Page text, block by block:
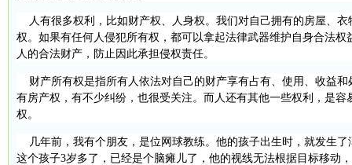
人有很多权利，比如财产权、人身权。我们对自己拥有的房屋、
权。如果有任何人侵犯所有权，都可以拿起法律武器维护自身合法权
人的合法财产，防止因此承担侵权责任。
财产所有权是指所有人依法对自己的财产享有占有、使用、收益
有房产权，有不少纠纷，也很受关注。而人还有其他一些权利，是容
权。
几年前，我有个朋友，是位网球教练。他的孩子出生时，就发生
这个孩子3岁多了，已经是个脑瘫儿了，他的视线无法根据目标移动